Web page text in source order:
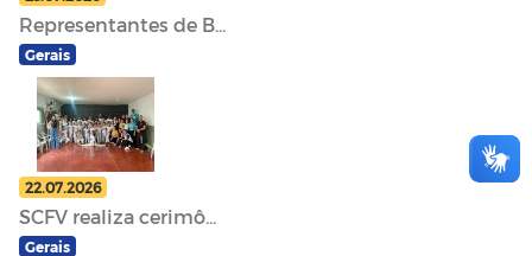
Representantes de B...
Gerais
22.07.2026
SCFV realiza cerimô...
Gerais